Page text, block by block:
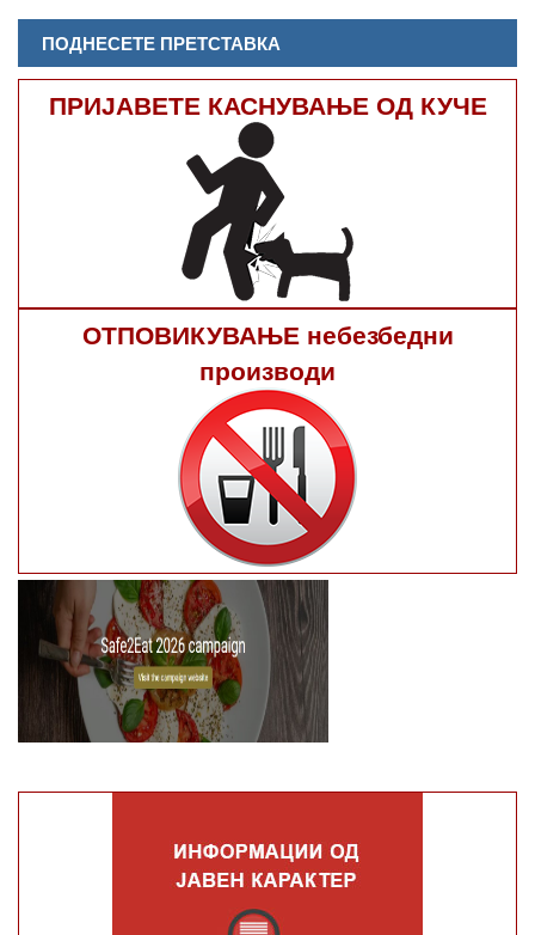
ПОДНЕСЕТЕ ПРЕТСТАВКА
ПРИЈАВЕТЕ КАСНУВАЊЕ ОД КУЧЕ
ОТПОВИКУВАЊЕ небезбедни
производи